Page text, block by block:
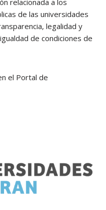
relacionada a los
de las universidades
legalidad y
de condiciones de
el Portal de